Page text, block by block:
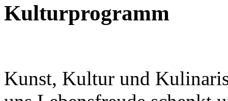
regionalen Küche. Nachkochbar, aber
immer mit der besonderen Note.
Kulturprogramm
Kunst, Kultur und